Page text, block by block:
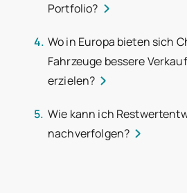
Portfolio?
Wo in Europa bieten sich
Fahrzeuge bessere
erzielen?
Wie kann ich
nachverfolgen?